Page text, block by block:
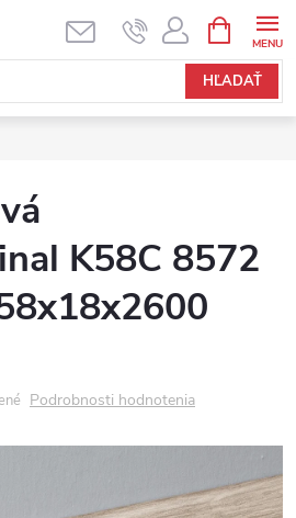
HĽADAŤ
K58C 8572
Podrobnosti hodnotenia